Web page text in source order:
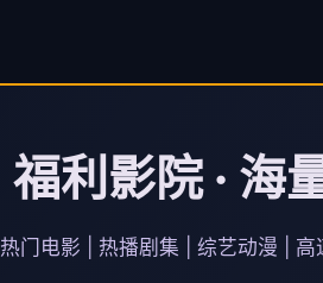
福利影院 · 海
热门电影 | 热播剧集 | 综艺动漫 |